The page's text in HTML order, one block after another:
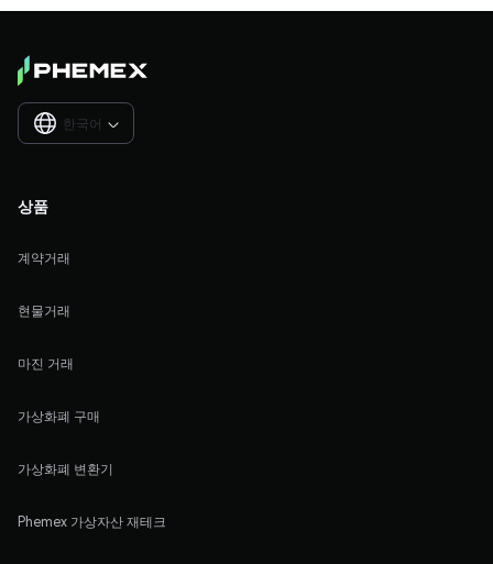
한국어 
상품
계약거래
현물거래
마진 거래
가상화폐 구매
가상화폐 변환기
Phemex 가상자산 재테크